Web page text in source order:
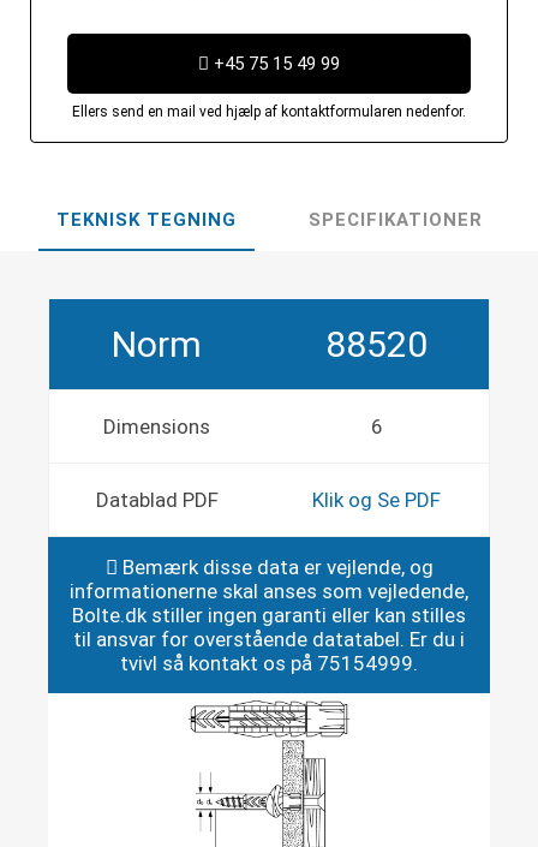
+45 75 15 49 99
Ellers send en mail ved hjælp af kontaktformularen nedenfor.
TEKNISK TEGNING SPECIFIKATIONER
Norm 88520
Dimensions 6
Datablad PDF Klik og Se PDF
Bemærk disse data er vejlende, og
informationerne skal anses som vejledende,
Bolte.dk stiller ingen garanti eller kan stilles
til ansvar for overstående datatabel. Er du i
tvivl så kontakt os på 75154999.